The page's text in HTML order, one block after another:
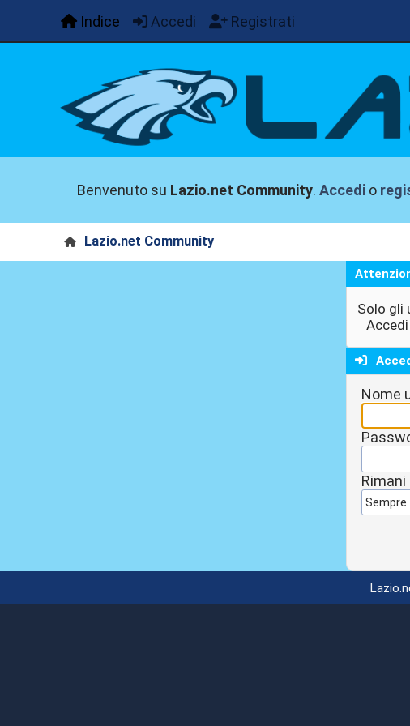
Indice Accedi Registrati
Benvenuto su Lazio.net Community.Accedi o
Lazio.net Community
Solo gli
Nome